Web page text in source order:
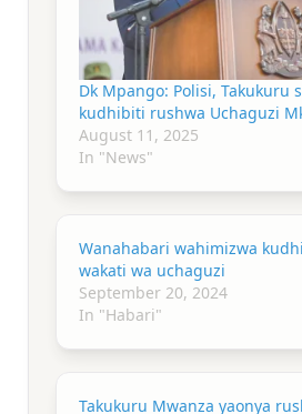
Dk Mpango: Polisi, Takukuru
kudhibiti rushwa Uchaguzi
August 11, 2025
In "News"
Wanahabari wahimizwa
wakati wa uchaguzi
September 20, 2024
In "Habari"
Takukuru Mwanza yaonya